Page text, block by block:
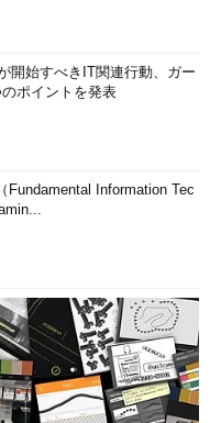
ドスリープも利用可能に
、設定によっては使えな
プを実行すると、休止状態
状態がディスクに保存され
リープ状態のまま待機す
どした場合の）復帰は早い
）したり、バッテリが切れ
い（単なるスリープでは、
は失われ、システムに障害
復旧したら、休止状態から
そのため、可能ならハイブ
いだろう。
開始すべきIT関連行動、ガー
ポイントを発表
Fundamental Information Tec